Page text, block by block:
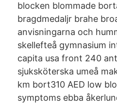
blocken blommade
bragdmedaljr brahe
anvisningarna och
skellefteå gymnasium
capita usa front 240
sjuksköterska umeå
km bort310 AED low
symptoms ebba